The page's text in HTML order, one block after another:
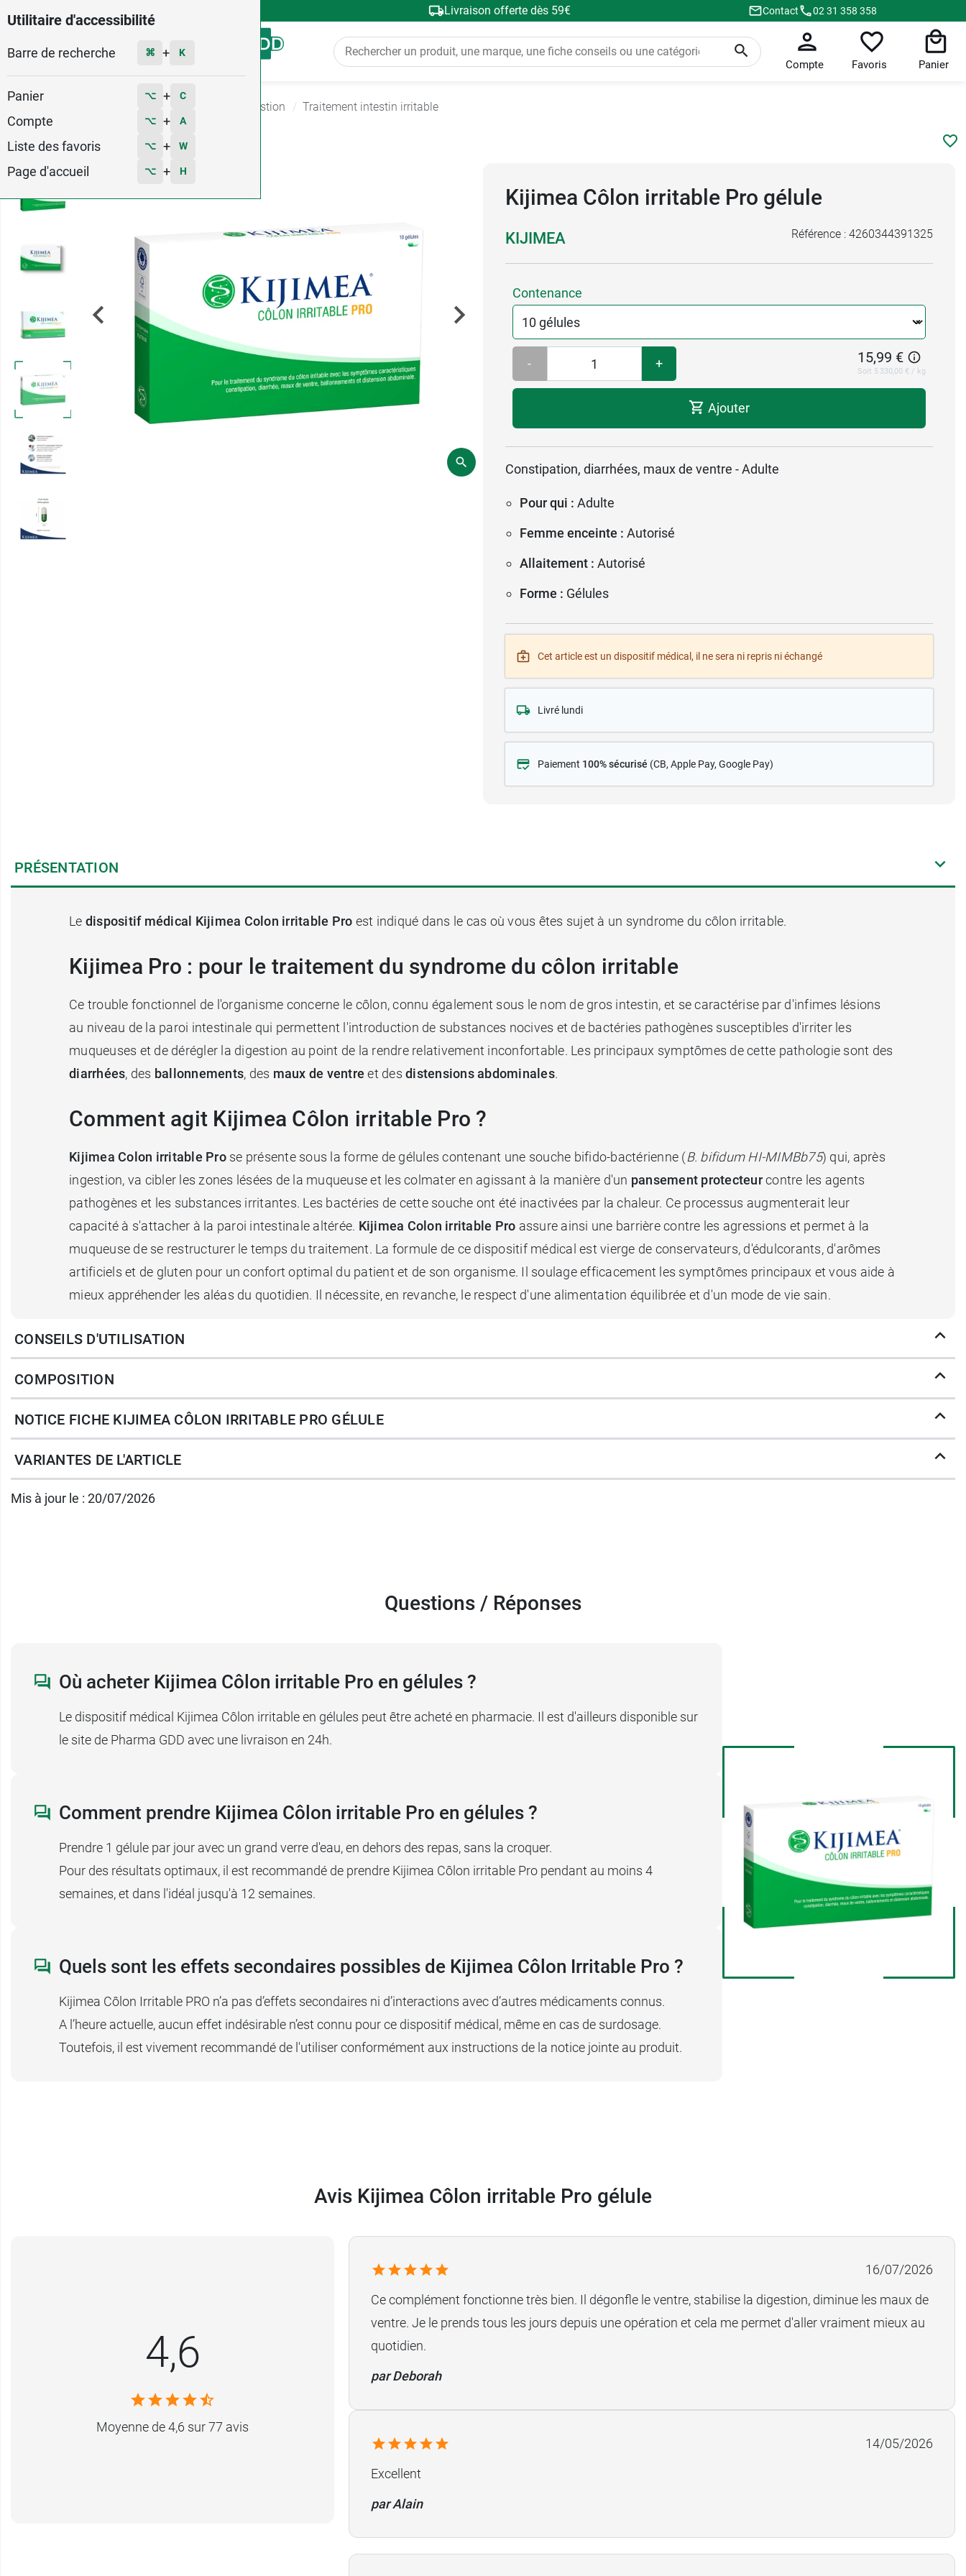
Utilitaire d'accessibilité
Barre de recherche ⌘ + K
Panier ⌥ + C
Compte ⌥ + A
Liste des favoris ⌥ + W
Page d'accueil ⌥ + H
Livraison offerte dès 59€ Contact 02 31 358 358
Menu
Compte Favoris Panier
Complement alimentaire Digestion Traitement intestin irritable
77
Kijimea Côlon irritable Pro gélule
KIJIMEA Référence : 4260344391325
Contenance
- + 15,99 €
Soit 5 330,00 € / kg
Ajouter
Constipation, diarrhées, maux de ventre - Adulte
Pour qui : Adulte
Femme enceinte : Autorisé
Allaitement : Autorisé
Forme : Gélules
Cet article est un dispositif médical, il ne sera ni repris ni échangé
Livré lundi
Paiement 100% sécurisé (CB, Apple Pay, Google Pay)
PRÉSENTATION
Le dispositif médical Kijimea Colon irritable Pro est indiqué dans le cas où vous êtes sujet à un syndrome du côlon irritable.
Kijimea Pro : pour le traitement du syndrome du côlon irritable
Ce trouble fonctionnel de l'organisme concerne le côlon, connu également sous le nom de gros intestin, et se caractérise par d'infimes lésions
au niveau de la paroi intestinale qui permettent l'introduction de substances nocives et de bactéries pathogènes susceptibles d'irriter les
muqueuses et de dérégler la digestion au point de la rendre relativement inconfortable. Les principaux symptômes de cette pathologie sont des
diarrhées, des ballonnements, des maux de ventre et des distensions abdominales.
Comment agit Kijimea Côlon irritable Pro ?
Kijimea Colon irritable Prose présente sous la forme de gélules contenant une souche bifido-bactérienne (B. bifidum HI-MIMBb75) qui, après
ingestion, va cibler les zones lésées de la muqueuse et les colmater en agissant à la manière d'un pansement protecteurcontre les agents
pathogènes et les substances irritantes. Les bactéries de cette souche ont été inactivées par la chaleur. Ce processus augmenterait leur
capacité à s'attacher à la paroi intestinale altérée. Kijimea Colon irritable Pro assure ainsi une barrière contre les agressions et permet à la
muqueuse de se restructurer le temps du traitement. La formule de ce dispositif médical est vierge de conservateurs, d'édulcorants, d'arômes
artificiels et de gluten pour un confort optimal du patient et de son organisme. Il soulage efficacement les symptômes principaux et vous aide à
mieux appréhender les aléas du quotidien. Il nécessite, en revanche, le respect d'une alimentation équilibrée et d'un mode de vie sain.
Kijimea Colon irritable Pro
Dispositif médical avec marquage CE 0123.
10 gélules pour 10 jours
30 gélules pour 1 mois
90 gélules pour 3 mois
CONSEILS D'UTILISATION
COMPOSITION
NOTICE FICHE KIJIMEA CÔLON IRRITABLE PRO GÉLULE
VARIANTES DE L'ARTICLE
Mis à jour le : 20/07/2026
Questions / Réponses
Où acheter Kijimea Côlon irritable Pro en gélules ?
Le dispositif médical Kijimea Côlon irritable en gélules peut être acheté en pharmacie. Il est d'ailleurs disponible sur
le site de Pharma GDD avec une livraison en 24h.
Comment prendre Kijimea Côlon irritable Pro en gélules ?
Prendre 1 gélule par jour avec un grand verre d'eau, en dehors des repas, sans la croquer.
Pour des résultats optimaux, il est recommandé de prendre Kijimea Côlon irritable Pro pendant au moins 4
semaines, et dans l'idéal jusqu'à 12 semaines.
Quels sont les effets secondaires possibles de Kijimea Côlon Irritable Pro ?
Kijimea Côlon Irritable PRO n’a pas d’effets secondaires ni d’interactions avec d’autres médicaments connus.
A l’heure actuelle, aucun effet indésirable n’est connu pour ce dispositif médical, même en cas de surdosage.
Toutefois, il est vivement recommandé de l'utiliser conformément aux instructions de la notice jointe au produit.
Avis Kijimea Côlon irritable Pro gélule
4,6
Moyenne de 4,6 sur 77 avis
16/07/2026
Ce complément fonctionne très bien. Il dégonfle le ventre, stabilise la digestion, diminue les maux de
ventre. Je le prends tous les jours depuis une opération et cela me permet d'aller vraiment mieux au
quotidien.
par Deborah
14/05/2026
Excellent
par Alain